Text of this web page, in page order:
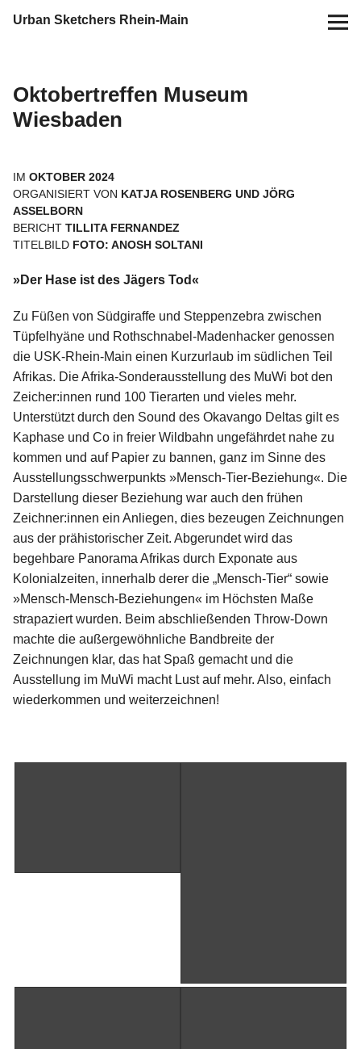
Urban Sketchers Rhein-Main
Termine
Zeichen-Projekte
Blog
Info
Kontakt
Folge
uns
auf
Instagram
Info
Oktobertreffen Museum
Wiesbaden
IMOKTOBER 2024
ORGANISIERT VON KATJA ROSENBERG UND JÖRG
ASSELBORN
BERICHTTILLITA FERNANDEZ
TITELBILD FOTO: ANOSH SOLTANI
»Der Hase ist des Jägers Tod«
Zu Füßen von Südgiraffe und Steppenzebra zwischen
Tüpfelhyäne und Rothschnabel-Madenhacker genossen
die USK-Rhein-Main einen Kurzurlaub im südlichen Teil
Afrikas. Die Afrika-Sonderausstellung des MuWi bot den
Zeicher:innen rund 100 Tierarten und vieles mehr.
Unterstützt durch den Sound des Okavango Deltas gilt es
Kaphase und Co in freier Wildbahn ungefährdet nahe zu
kommen und auf Papier zu bannen, ganz im Sinne des
Ausstellungsschwerpunkts »Mensch-Tier-Beziehung«. Die
Darstellung dieser Beziehung war auch den frühen
Zeichner:innen ein Anliegen, dies bezeugen Zeichnungen
aus der prähistorischer Zeit. Abgerundet wird das
begehbare Panorama Afrikas durch Exponate aus
Kolonialzeiten, innerhalb derer die „Mensch-Tier“ sowie
»Mensch-Mensch-Beziehungen« im Höchsten Maße
strapaziert wurden. Beim abschließenden Throw-Down
machte die außergewöhnliche Bandbreite der
Zeichnungen klar, das hat Spaß gemacht und die
Ausstellung im MuWi macht Lust auf mehr. Also, einfach
wiederkommen und weiterzeichnen!